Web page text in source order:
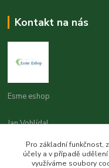
Kontakt na nás
Esme eshop
Jan Vohlídal
8,00 - 20,00
Pro základní funkčnost,
účely a v případě
využíváme soubory